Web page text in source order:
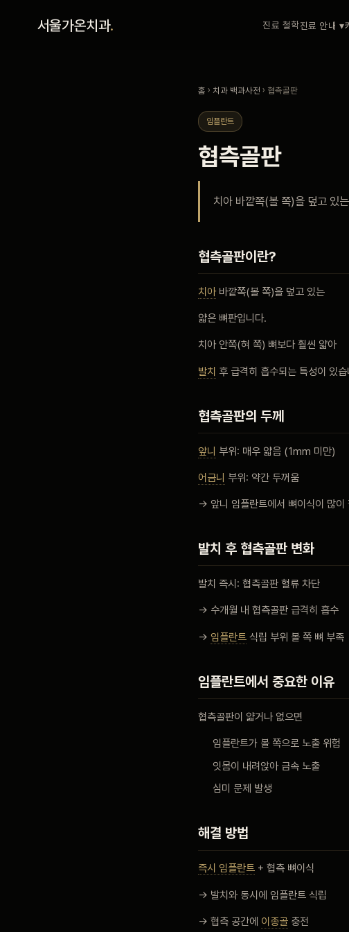
서울가온치과. 진료 철학진료 안내 ▾
치과 백과사전
자주 묻는 질문
회원가입 / 로그인
홈 › 치과 백과사전 › 협측골판
임플란트
협측골판
치아 바깥쪽(볼 쪽)을 덮고 있
협측골판이란?
치아바깥쪽(볼 쪽)을 덮고 있는
얇은 뼈판입니다.
치아 안쪽(혀 쪽) 뼈보다 훨씬 얇아
발치 후 급격히 흡수되는 특성이 있습
협측골판의 두께
앞니 부위: 매우 얇음 (1mm 미만)
어금니 부위: 약간 두꺼움
→ 앞니 임플란트에서 뼈이식이 많이
발치 후 협측골판 변화
발치 즉시: 협측골판 혈류 차단
→ 수개월 내 협측골판 급격히 흡수
→ 임플란트 식립 부위 볼 쪽 뼈 부족
임플란트에서 중요한 이유
협측골판이 얇거나 없으면
임플란트가 볼 쪽으로 노출 위험
잇몸이 내려앉아 금속 노출
심미 문제 발생
해결 방법
즉시 임플란트 + 협측 뼈이식
→ 발치와 동시에 임플란트 식립
→ 협측 공간에 이종골 충전